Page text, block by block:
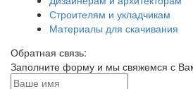
Строителям и укладчикам
Материалы для скачивания
Обратная связь:
Заполните форму и мы свяжемся с